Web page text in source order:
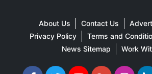
About Us Contact Us
Privacy Policy
Terms and
News Sitemap
Work